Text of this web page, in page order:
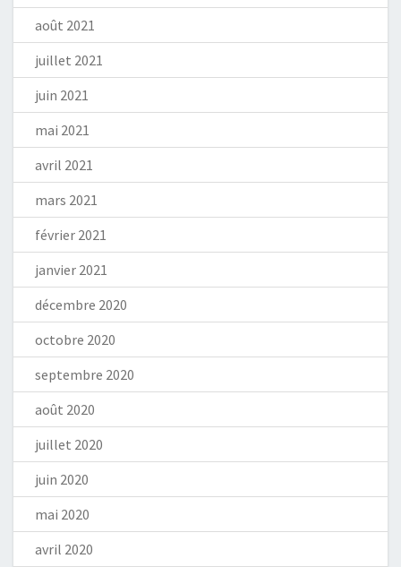
août 2021
juillet 2021
juin 2021
mai 2021
avril 2021
mars 2021
février 2021
janvier 2021
décembre 2020
octobre 2020
septembre 2020
août 2020
juillet 2020
juin 2020
mai 2020
avril 2020